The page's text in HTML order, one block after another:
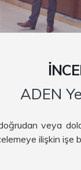
ADEN
veya
ilişkin işe